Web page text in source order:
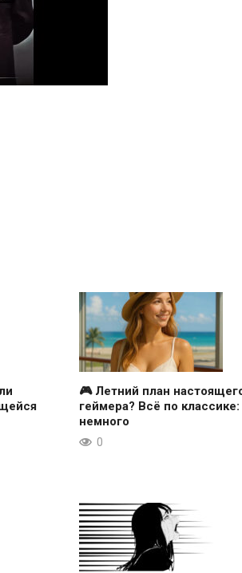
🎮 Летний план
геймера? Всё по классике:
немного
0